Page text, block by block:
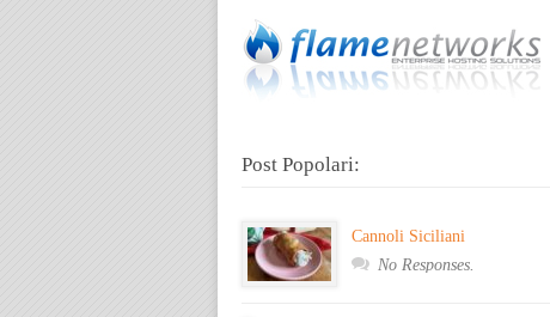
Post Popolari:
Cannoli Siciliani
No Responses.